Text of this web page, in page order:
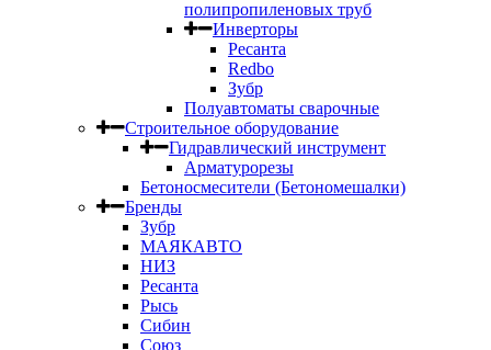
полипропиленовых труб
Инверторы
Ресанта
Redbo
Зубр
Полуавтоматы сварочные
Строительное оборудование
Гидравлический инструмент
Арматурорезы
Бетоносмесители (Бетономешалки)
Бренды
Зубр
МАЯКАВТО
НИЗ
Ресанта
Рысь
Сибин
Союз